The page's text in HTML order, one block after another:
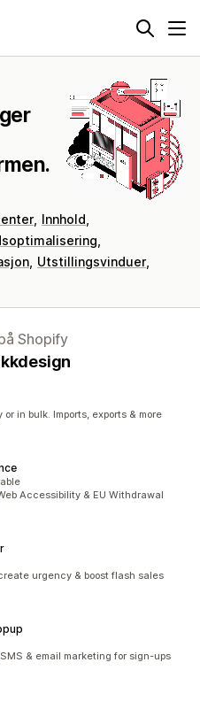
Innhold
Utstillingsvinduer
Shopify
in bulk. Imports, exports & more
Accessibility & EU Withdrawal
urgency & boost flash sales
& email marketing for sign-ups